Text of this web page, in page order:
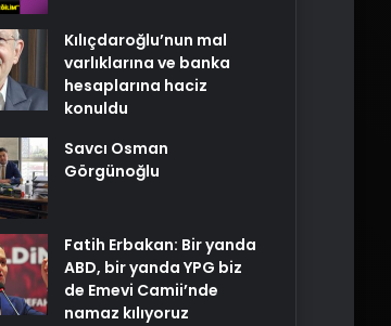
Kılıçdaroğlu’nun mal
varlıklarına ve banka
hesaplarına haciz
konuldu
Savcı Osman
Görgünoğlu
Fatih Erbakan: Bir yanda
ABD, bir yanda YPG biz
de Emevi Camii’nde
namaz kılıyoruz